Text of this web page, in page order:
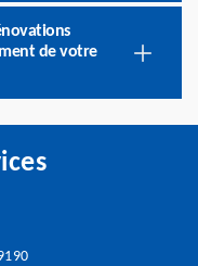
de votre